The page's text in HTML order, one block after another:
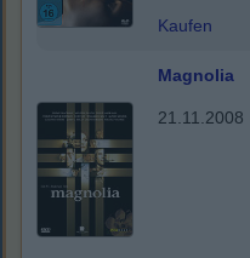
Kaufen
Magnolia
21.11.2008